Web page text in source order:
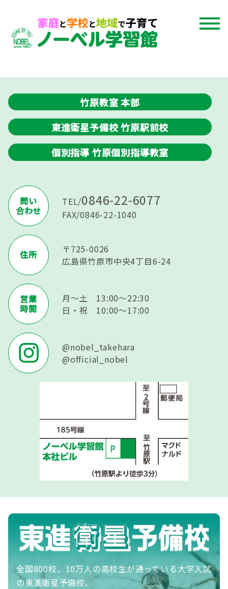
竹原教室 本部
東進衛星予備校 竹原駅前校
個別指導 竹原個別指導教室
問い
合わせ
TEL/0846-22-6077
FAX/0846-22-1040
住所
〒725-0026
広島県竹原市中央4丁目6-24
営業
時間
月～土 13:00～22:30
日・祝 10:00～17:00
@nobel_takehara
@official_nobel
全国800校、10万人の高校生が通っている大学入試
の東進衛星予備校。